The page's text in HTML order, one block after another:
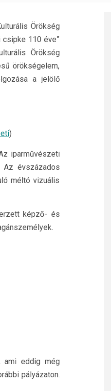
Örökség
csipke 110 éve”
Örökség
örökségelem,
a jelölő
)
iparművészeti
Az évszázados
méltó vizuális
képző- és
ami eddig még
pályázaton.